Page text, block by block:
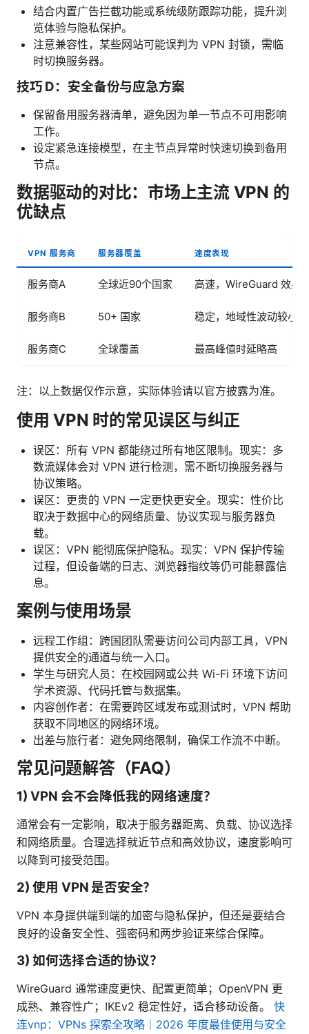
结合内置广告拦截功能或系统级防跟踪功能，提升浏
览体验与隐私保护。
注意兼容性，某些网站可能误判为 VPN 封锁，需临
时切换服务器。
技巧 D：安全备份与应急方案
保留备用服务器清单，避免因为单一节点不可用影响
工作。
设定紧急连接模型，在主节点异常时快速切换到备用
节点。
数据驱动的对比：市场上主流 VPN 的
优缺点
VPN 服务商 服务器覆盖 速度表现
服务商A 全球近90个国家 高速，WireGuard 效果
服务商B 50+ 国家 稳定，地域性波动较小
服务商C 全球覆盖 最高峰值时延略高
注：以上数据仅作示意，实际体验请以官方披露为准。
使用 VPN 时的常见误区与纠正
误区：所有 VPN 都能绕过所有地区限制。现实：多
数流媒体会对 VPN 进行检测，需不断切换服务器与
协议策略。
误区：更贵的 VPN 一定更快更安全。现实：性价比
取决于数据中心的网络质量、协议实现与服务器负
载。
误区：VPN 能彻底保护隐私。现实：VPN 保护传输
过程，但设备端的日志、浏览器指纹等仍可能暴露信
息。
案例与使用场景
远程工作组：跨国团队需要访问公司内部工具，VPN
提供安全的通道与统一入口。
学生与研究人员：在校园网或公共 Wi-Fi 环境下访问
学术资源、代码托管与数据集。
内容创作者：在需要跨区域发布或测试时，VPN 帮助
获取不同地区的网络环境。
出差与旅行者：避免网络限制，确保工作流不中断。
常见问题解答（FAQ）
1) VPN 会不会降低我的网络速度？
通常会有一定影响，取决于服务器距离、负载、协议选择
和网络质量。合理选择就近节点和高效协议，速度影响可
以降到可接受范围。
2) 使用 VPN 是否安全？
VPN 本身提供端到端的加密与隐私保护，但还是要结合
良好的设备安全性、强密码和两步验证来综合保障。
3) 如何选择合适的协议？
WireGuard 通常速度更快、配置更简单；OpenVPN 更
成熟、兼容性广；IKEv2 稳定性好，适合移动设备。 快
连vnp：VPNs 探索全攻略｜2026 年度最佳使用与安全